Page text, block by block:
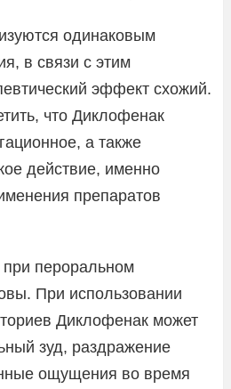
одинаковым
в связи с этим
эффект схожий.
что Диклофенак
а также
действие, именно
препаратов
пероральном
При использовании
Диклофенак может
зуд, раздражение
ощущения во время